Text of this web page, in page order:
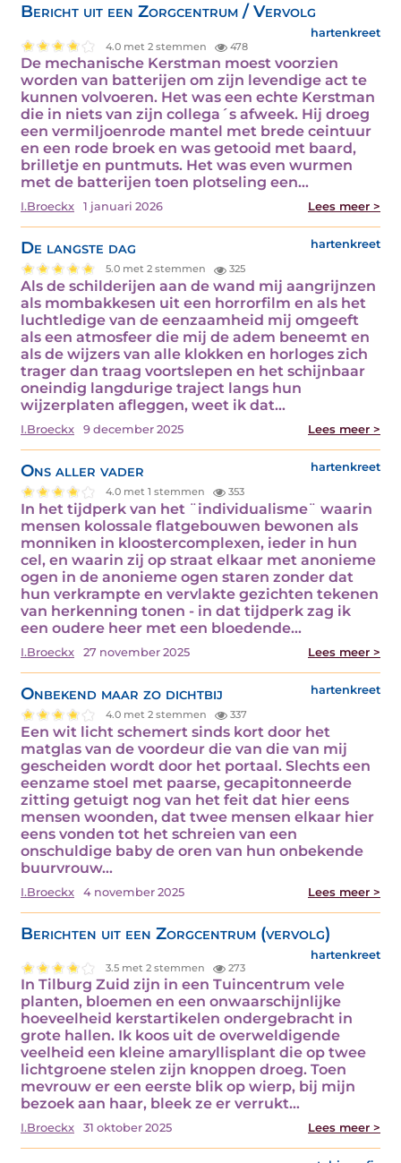
Bericht uit een Zorgcentrum / Vervolg
hartenkreet
4.0 met 2 stemmen 478
De mechanische Kerstman moest voorzien
worden van batterijen om zijn levendige act te
kunnen volvoeren. Het was een echte Kerstman
die in niets van zijn collega´s afweek. Hij droeg
een vermiljoenrode mantel met brede ceintuur
en een rode broek en was getooid met baard,
brilletje en puntmuts. Het was even wurmen
met de batterijen toen plotseling een…
I.Broeckx 1 januari 2026 Lees meer >
De langste dag hartenkreet
5.0 met 2 stemmen 325
Als de schilderijen aan de wand mij aangrijnzen
als mombakkesen uit een horrorfilm en als het
luchtledige van de eenzaamheid mij omgeeft
als een atmosfeer die mij de adem beneemt en
als de wijzers van alle klokken en horloges zich
trager dan traag voortslepen en het schijnbaar
oneindig langdurige traject langs hun
wijzerplaten afleggen, weet ik dat…
I.Broeckx 9 december 2025 Lees meer >
Ons aller vader hartenkreet
4.0 met 1 stemmen 353
In het tijdperk van het ¨individualisme¨ waarin
mensen kolossale flatgebouwen bewonen als
monniken in kloostercomplexen, ieder in hun
cel, en waarin zij op straat elkaar met anonieme
ogen in de anonieme ogen staren zonder dat
hun verkrampte en vervlakte gezichten tekenen
van herkenning tonen - in dat tijdperk zag ik
een oudere heer met een bloedende…
I.Broeckx 27 november 2025 Lees meer >
Onbekend maar zo dichtbij hartenkreet
4.0 met 2 stemmen 337
Een wit licht schemert sinds kort door het
matglas van de voordeur die van die van mij
gescheiden wordt door het portaal. Slechts een
eenzame stoel met paarse, gecapitonneerde
zitting getuigt nog van het feit dat hier eens
mensen woonden, dat twee mensen elkaar hier
eens vonden tot het schreien van een
onschuldige baby de oren van hun onbekende
buurvrouw…
I.Broeckx 4 november 2025 Lees meer >
Berichten uit een Zorgcentrum (vervolg)
hartenkreet
3.5 met 2 stemmen 273
In Tilburg Zuid zijn in een Tuincentrum vele
planten, bloemen en een onwaarschijnlijke
hoeveelheid kerstartikelen ondergebracht in
grote hallen. Ik koos uit de overweldigende
veelheid een kleine amaryllisplant die op twee
lichtgroene stelen zijn knoppen droeg. Toen
mevrouw er een eerste blik op wierp, bij mijn
bezoek aan haar, bleek ze er verrukt…
I.Broeckx 31 oktober 2025 Lees meer >